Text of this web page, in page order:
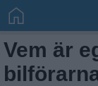
Vem är